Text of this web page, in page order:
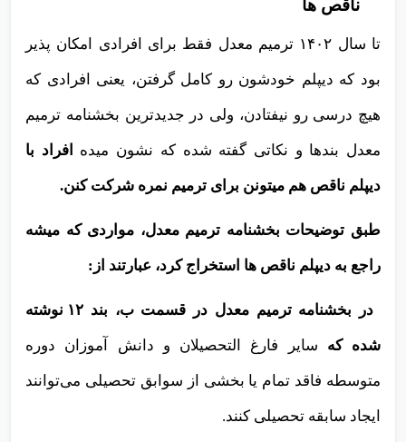
ناقص ها
تا سال ۱۴۰۲ ترمیم معدل فقط برای افرادی امکان پذیر
بود که دیپلم خودشون رو کامل گرفتن، یعنی افرادی که
هیچ درسی رو نیفتادن، ولی در جدیدترین بخشنامه ترمیم
معدل بندها و نکاتی گفته شده که نشون میده افراد با
دیپلم ناقص هم میتونن برای ترمیم نمره شرکت کنن.
طبق توضیحات بخشنامه ترمیم معدل، مواردی که میشه
راجع به دیپلم ناقص ها استخراج کرد، عبارتند از:
در بخشنامه ترمیم معدل در قسمت ب، بند ۱۲ نوشته
شده که سایر فارغ التحصیلان و دانش آموزان دوره
متوسطه فاقد تمام یا بخشی از سوابق تحصیلی می‌توانند
ایجاد سابقه تحصیلی کنند.